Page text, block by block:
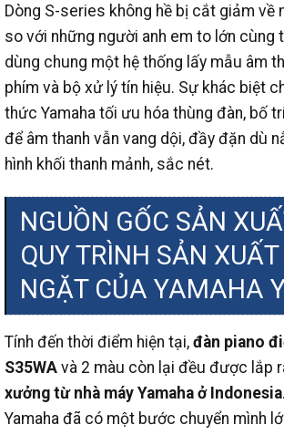
Dòng S-series không hề bị cắt giảm về
so với những người anh em to lớn cùng
dùng chung một hệ thống lấy mẫu âm
phím và bộ xử lý tín hiệu. Sự khác biệt
thức Yamaha tối ưu hóa thùng đàn, bố
để âm thanh vẫn vang dội, đầy đặn dù
hình khối thanh mảnh, sắc nét.
NGUỒN GỐC SẢN
QUY TRÌNH SẢN
NGẶT CỦA YAMAHA
Tính đến thời điểm hiện tại, đàn piano
S35WA và 2 màu còn lại đều được lắp
xưởng từ nhà máy Yamaha ở Indonesia
Yamaha đã có một bước chuyển mình